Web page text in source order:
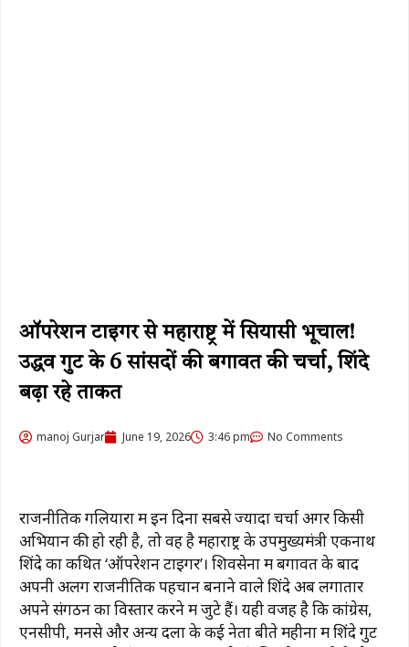
ऑपरेशन टाइगर से महाराष्ट्र में सियासी भूचाल!
उद्धव गुट के 6 सांसदों की बगावत की चर्चा, शिंदे
बढ़ा रहे ताकत
manoj Gurjar June 19, 2026 3:46 pm No Comments
राजनीतिक गलियारों में इन दिनों सबसे ज्यादा चर्चा अगर किसी
अभियान की हो रही है, तो वह है महाराष्ट्र के उपमुख्यमंत्री एकनाथ
शिंदे का कथित ‘ऑपरेशन टाइगर’। शिवसेना में बगावत के बाद
अपनी अलग राजनीतिक पहचान बनाने वाले शिंदे अब लगातार
अपने संगठन का विस्तार करने में जुटे हैं। यही वजह है कि कांग्रेस,
एनसीपी, मनसे और अन्य दलों के कई नेता बीते महीनों में शिंदे गुट